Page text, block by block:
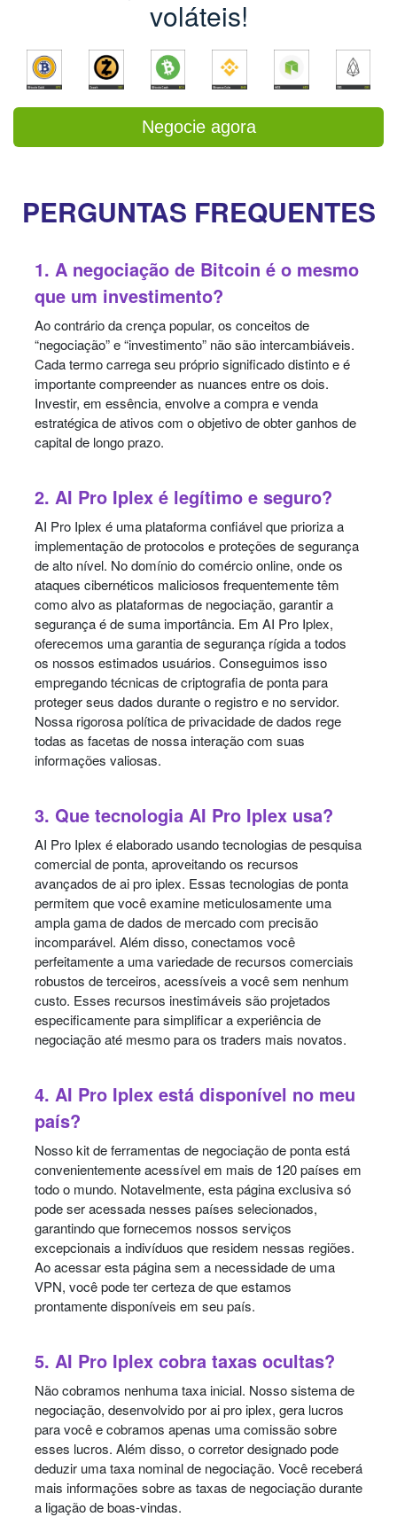
voláteis!
Negocie agora
PERGUNTAS FREQUENTES
1. A negociação de Bitcoin é o mesmo
que um investimento?
Ao contrário da crença popular, os conceitos de
“negociação” e “investimento” não são intercambiáveis.
Cada termo carrega seu próprio significado distinto e é
importante compreender as nuances entre os dois.
Investir, em essência, envolve a compra e venda
estratégica de ativos com o objetivo de obter ganhos de
capital de longo prazo.
2. AI Pro Iplex é legítimo e seguro?
AI Pro Iplex é uma plataforma confiável que prioriza a
implementação de protocolos e proteções de segurança
de alto nível. No domínio do comércio online, onde os
ataques cibernéticos maliciosos frequentemente têm
como alvo as plataformas de negociação, garantir a
segurança é de suma importância. Em AI Pro Iplex,
oferecemos uma garantia de segurança rígida a todos
os nossos estimados usuários. Conseguimos isso
empregando técnicas de criptografia de ponta para
proteger seus dados durante o registro e no servidor.
Nossa rigorosa política de privacidade de dados rege
todas as facetas de nossa interação com suas
informações valiosas.
3. Que tecnologia AI Pro Iplex usa?
AI Pro Iplex é elaborado usando tecnologias de pesquisa
comercial de ponta, aproveitando os recursos
avançados de ai pro iplex. Essas tecnologias de ponta
permitem que você examine meticulosamente uma
ampla gama de dados de mercado com precisão
incomparável. Além disso, conectamos você
perfeitamente a uma variedade de recursos comerciais
robustos de terceiros, acessíveis a você sem nenhum
custo. Esses recursos inestimáveis são projetados
especificamente para simplificar a experiência de
negociação até mesmo para os traders mais novatos.
4. AI Pro Iplex está disponível no meu
país?
Nosso kit de ferramentas de negociação de ponta está
convenientemente acessível em mais de 120 países em
todo o mundo. Notavelmente, esta página exclusiva só
pode ser acessada nesses países selecionados,
garantindo que fornecemos nossos serviços
excepcionais a indivíduos que residem nessas regiões.
Ao acessar esta página sem a necessidade de uma
VPN, você pode ter certeza de que estamos
prontamente disponíveis em seu país.
5. AI Pro Iplex cobra taxas ocultas?
Não cobramos nenhuma taxa inicial. Nosso sistema de
negociação, desenvolvido por ai pro iplex, gera lucros
para você e cobramos apenas uma comissão sobre
esses lucros. Além disso, o corretor designado pode
deduzir uma taxa nominal de negociação. Você receberá
mais informações sobre as taxas de negociação durante
a ligação de boas-vindas.